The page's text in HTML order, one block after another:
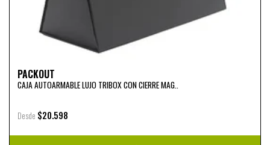
PACKOUT
CAJA AUTOARMABLE LUJO TRIBOX CON CIERRE MAG..
Desde $20.598